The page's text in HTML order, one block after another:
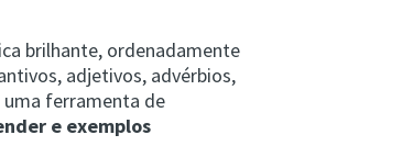
brilhante, ordenadamente
adjetivos, advérbios,
uma ferramenta de
e exemplos